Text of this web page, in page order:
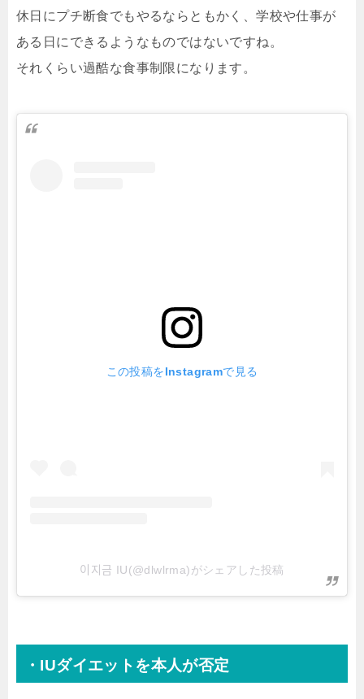
休日にプチ断食でもやるならともかく、学校や仕事が
ある日にできるようなものではないですね。
それくらい過酷な食事制限になります。
この投稿をInstagramで見る
이지금 IU(@dlwlrma)がシェアした投稿
・IUダイエットを本人が否定